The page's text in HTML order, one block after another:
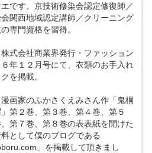
です。京技術修染会認定修復師／
関西地域認定講師／クリーニング
専門資格を習得。
株式会社商業界発行・ファッション
年１２月号にて、衣類のお手入れ
を掲載。
漫画家のふかさくえみさん作「鬼桐
第２巻、第３巻、第４巻、第５
第７巻、第８巻の表表紙を開けた
として僕のブログである
」を掲載して頂きまし